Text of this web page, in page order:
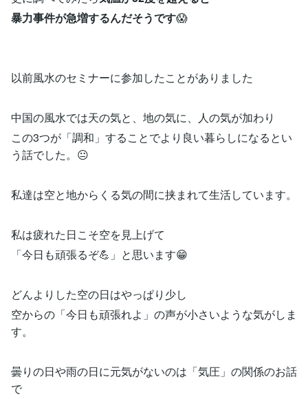
暴力事件が急増するんだそうです😱
以前風水のセミナーに参加したことがありました
中国の風水では天の気と、地の気に、人の気が加わり
この3つが「調和」することでより良い暮らしになるとい
う話でした。😐
私達は空と地からくる気の間に挟まれて生活しています。
私は疲れた日こそ空を見上げて
「今日も頑張るぞ💪」と思います😁
どんよりした空の日はやっぱり少し
空からの「今日も頑張れよ」の声が小さいような気がしま
す。
曇りの日や雨の日に元気がないのは「気圧」の関係のお話
で